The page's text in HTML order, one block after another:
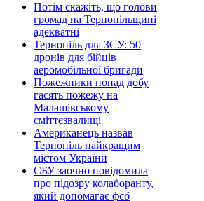
Потім скажіть, що голови
громад на Тернопільщині
адекватні
Тернопіль для ЗСУ: 50
дронів для бійців
аеромобільної бригади
Пожежники понад добу
гасять пожежу на
Малашівському
сміттєзвалищі
Американець назвав
Тернопіль найкращим
містом України
СБУ заочно повідомила
про підозру колаборанту,
який допомагає фсб